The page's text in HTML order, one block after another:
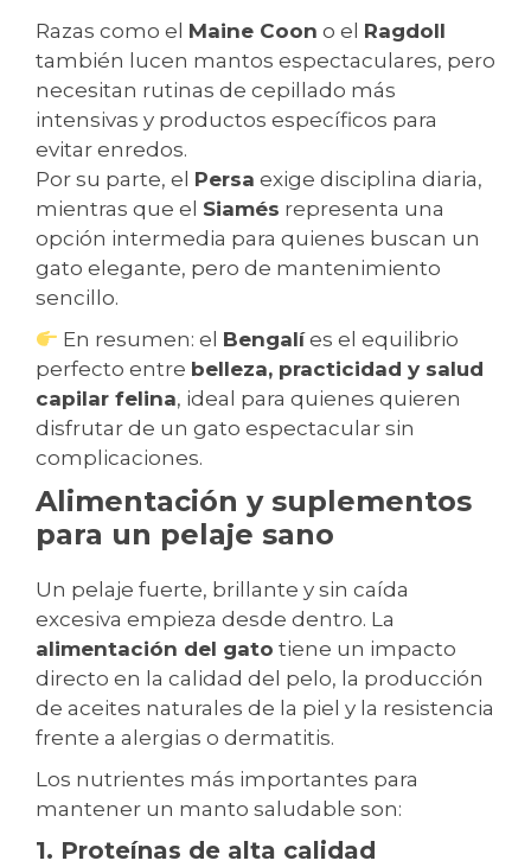
Razas como el Maine Coon o el Ragdoll
también lucen mantos espectaculares, pero
necesitan rutinas de cepillado más
intensivas y productos específicos para
evitar enredos.
Por su parte, el Persa exige disciplina diaria,
mientras que el Siamés representa una
opción intermedia para quienes buscan un
gato elegante, pero de mantenimiento
sencillo.
En resumen: el Bengalíes el equilibrio
perfecto entre belleza, practicidad y salud
capilar felina, ideal para quienes quieren
disfrutar de un gato espectacular sin
complicaciones.
Alimentación y suplementos
para un pelaje sano
Un pelaje fuerte, brillante y sin caída
excesiva empieza desde dentro. La
alimentación del gato tiene un impacto
directo en la calidad del pelo, la producción
de aceites naturales de la piel y la resistencia
frente a alergias o dermatitis.
Los nutrientes más importantes para
mantener un manto saludable son:
1. Proteínas de alta calidad